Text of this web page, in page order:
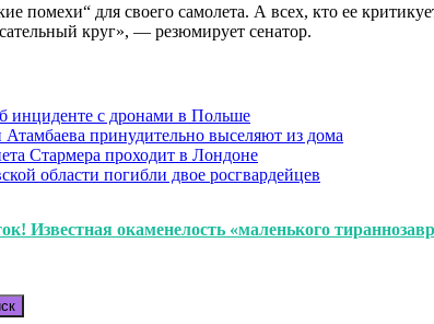
помехи“ для своего самолета. А всех, кто ее
круг», — резюмирует сенатор.
инциденте с дронами в Польше
принудительно выселяют из дома
Стармера проходит в Лондоне
области погибли двое росгвардейцев
Известная окаменелость «маленького